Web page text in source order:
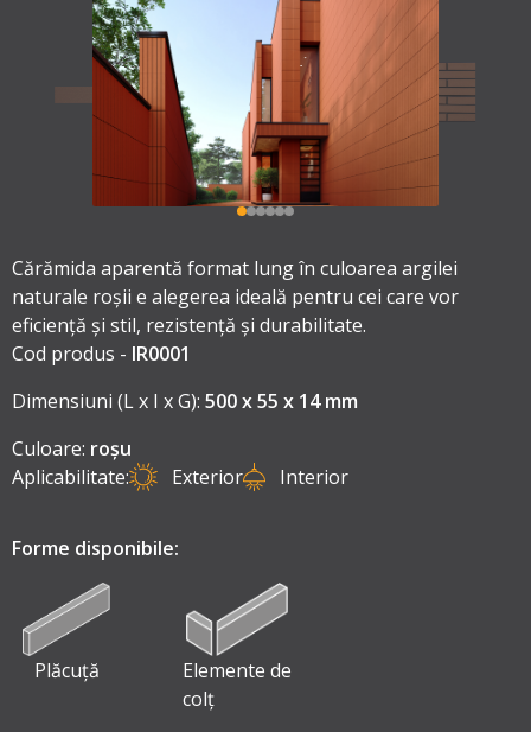
Cărămida aparentă format lung în culoarea argilei
naturale roșii e alegerea ideală pentru cei care vor
eficiență și stil, rezistență și durabilitate.
Cod produs - IR0001
Dimensiuni (L x I x G): 500 x 55 x 14 mm
Culoare: roșu
Aplicabilitate:
Exterior Interior
Forme disponibile:
Plăcuță
Elemente de
colț